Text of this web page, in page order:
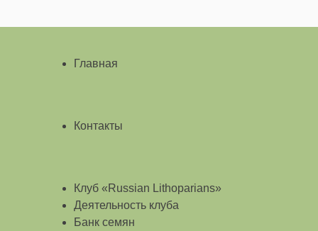
Главная
Контакты
Клуб «Russian Lithoparians»
Деятельность клуба
Банк семян